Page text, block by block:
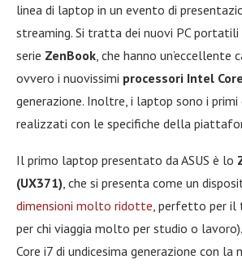
linea di laptop in un evento di
streaming. Si tratta dei nuovi PC
serie ZenBook , che hanno un’eccellente
ovvero i nuovissimi processori Intel Core
generazione. Inoltre, i laptop sono i primi
realizzati con le specifiche della
Il primo laptop presentato da ASUS è lo
(UX371) , che si presenta come un
dimensioni molto ridotte , perfetto per il
per chi viaggia molto per studio o
Core i7 di undicesima generazione con la